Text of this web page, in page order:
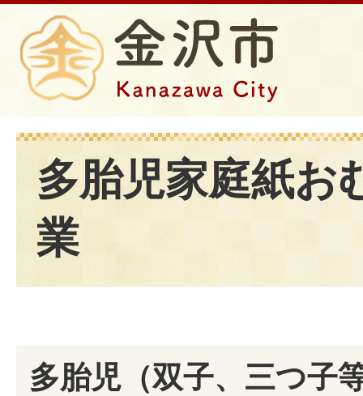
多胎児家庭紙お
業
多胎児（双子、三つ子